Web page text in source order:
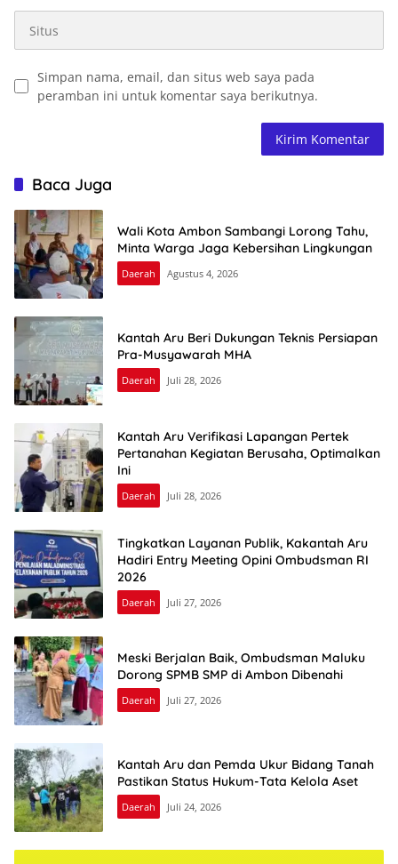
Simpan nama, email, dan situs web saya pada
peramban ini untuk komentar saya berikutnya.
Baca Juga
Wali Kota Ambon Sambangi Lorong Tahu,
Minta Warga Jaga Kebersihan Lingkungan
Daerah Agustus 4, 2026
Kantah Aru Beri Dukungan Teknis Persiapan
Pra-Musyawarah MHA
Daerah Juli 28, 2026
Kantah Aru Verifikasi Lapangan Pertek
Pertanahan Kegiatan Berusaha, Optimalkan
Ini
Daerah Juli 28, 2026
Tingkatkan Layanan Publik, Kakantah Aru
Hadiri Entry Meeting Opini Ombudsman RI
2026
Daerah Juli 27, 2026
Meski Berjalan Baik, Ombudsman Maluku
Dorong SPMB SMP di Ambon Dibenahi
Daerah Juli 27, 2026
Kantah Aru dan Pemda Ukur Bidang Tanah
Pastikan Status Hukum-Tata Kelola Aset
Daerah Juli 24, 2026